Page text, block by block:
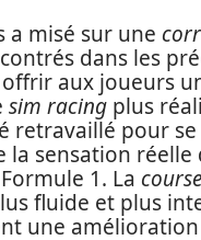
a misé sur une
dans les
aux joueurs
sim racing plus
retravaillé pour se
la sensation réelle
1. La course
fluide et plus
une amélioration